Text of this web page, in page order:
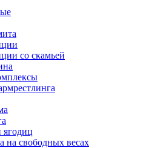
со скамьей
ягодиц
на свободных весах